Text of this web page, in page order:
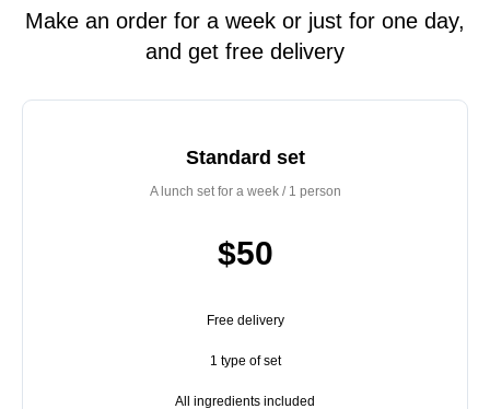
Make an order for a week or just for one day,
and get free delivery
Standard set
A lunch set for a week / 1 person
$50
Free delivery
1 type of set
All ingredients included